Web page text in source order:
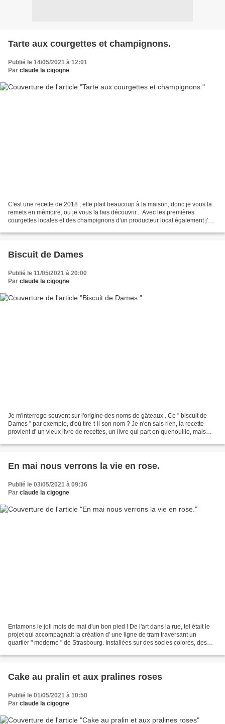
Tarte aux courgettes et champignons.
Publié le 14/05/2021 à 12:01
Par claude la cigogne
C'est une recette de 2018 ; elle plait beaucoup à la maison, donc je vous la
remets en mémoire, ou je vous la fais découvrir... Avec les premières
courgettes locales et des champignons d'un producteur local également j'ai
Biscuit de Dames
Publié le 11/05/2021 à 20:00
Par claude la cigogne
Je m'interroge souvent sur l'origine des noms de gâteaux . Ce " biscuit de
Dames " par exemple, d'où tire-t-il son nom ? Je n'en sais rien, la recette
provient d' un vieux livre de recettes, un livre qui part en quenouille, mais
En mai nous verrons la vie en rose.
Publié le 03/05/2021 à 09:36
Par claude la cigogne
Entamons le joli mois de mai d'un bon pied ! De l'art dans la rue, tel était le
projet qui accompagnait la création d' une ligne de tram traversant un
quartier " moderne " de Strasbourg. Installées sur des socles colorés, des
Cake au pralin et aux pralines roses
Publié le 01/05/2021 à 10:50
Par claude la cigogne